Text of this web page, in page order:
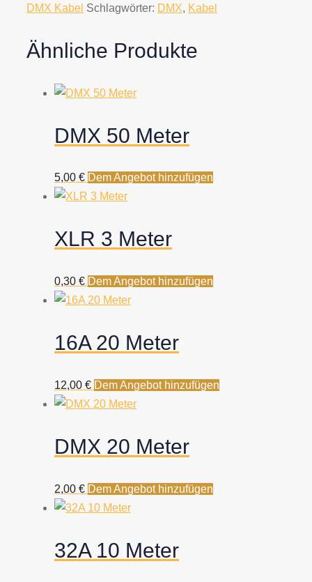
Menge
DMX Kabel Schlagwörter: DMX, Kabel
Ähnliche Produkte
DMX 50 Meter
5,00 € Dem Angebot hinzufügen
XLR 3 Meter
0,30 € Dem Angebot hinzufügen
16A 20 Meter
12,00 € Dem Angebot hinzufügen
DMX 20 Meter
2,00 € Dem Angebot hinzufügen
32A 10 Meter